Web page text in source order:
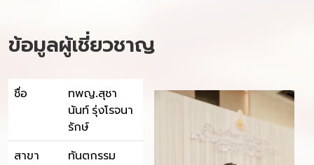
ข้อมูลผู้เชี่ยวชาญ
ชื่อ
ทพญ.สุชา
นันท์ รุ่งโรจนา
รักษ์
สาขา
ทันตกรรม